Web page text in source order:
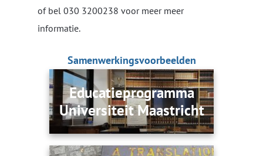
of bel 030 3200238 voor meer meer
informatie.
Samenwerkingsvoorbeelden
Educatieprogramma
Universiteit Maastricht